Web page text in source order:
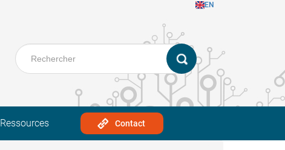
EN
Ressources Contact